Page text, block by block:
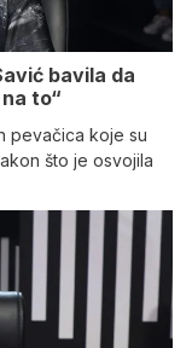
bavila da
to“
pevačica koje su
što je osvojila